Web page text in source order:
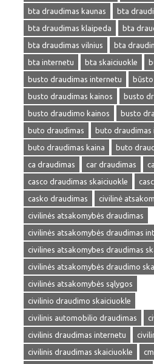
bta draudimas kaunas
bta
bta draudimas klaipeda
bta
bta draudimas vilnius
bta
bta internetu
bta skaiciuokle
busto draudimas internetu
busto draudimas kainos
busto
busto draudimo kainos
busto
buto draudimas
buto draudimas
buto draudimas kaina
buto
ca draudimas
car draudimas
casco draudimas skaiciuokle
casko draudimas
civilinė
civilinės atsakomybės draudimas
civilinės atsakomybės draudimas
civilines atsakomybes draudimas
civilinės atsakomybės draudimo
civilinės atsakomybės sąlygos
civilinio draudimo skaiciuokle
civilinis automobilio draudimas
civilinis draudimas internetu
civilinis draudimas skaiciuokle